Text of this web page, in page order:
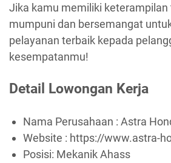
Jika kamu memiliki keterampilan
mumpuni dan bersemangat
pelayanan terbaik kepada
kesempatanmu!
Detail Lowongan Kerja
Nama Perusahaan : Astra
Website : https://www.astra-
Posisi: Mekanik Ahass